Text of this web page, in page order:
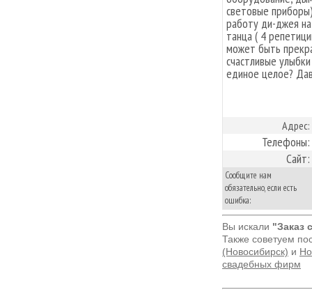
световые
работу ди-джея
танца ( 4
может быть
счастливые
единое целое?
Адрес:
Телефоны:
Сайт:
Сообщите нам
обязательно, если есть
ошибка:
Вы искали "Заказ
Также советуем
(Новосибирск) и
свадебных фирм